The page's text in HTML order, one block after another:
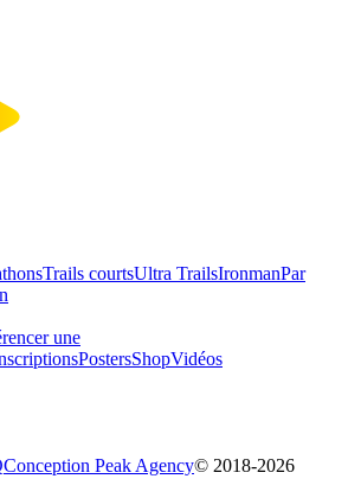
Trails courtsUltra TrailsIronmanPar
une
PostersShopVidéos
Conception Peak Agency© 2018-2026